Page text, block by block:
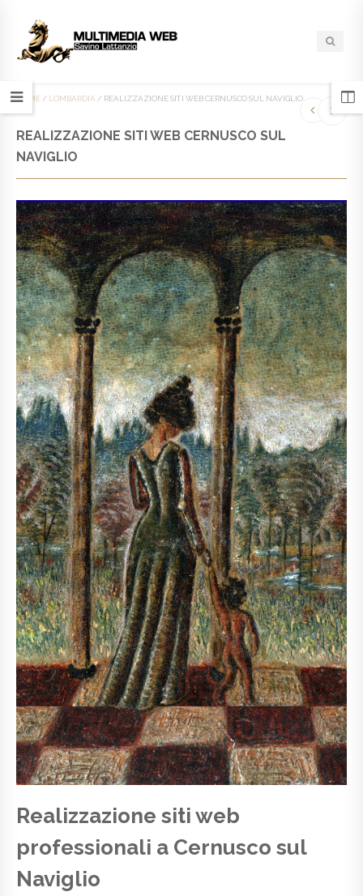
HOME / LOMBARDIA / REALIZZAZIONE SITI WEB CERNUSCO SUL NAVIGLIO
REALIZZAZIONE SITI WEB CERNUSCO SUL
NAVIGLIO
Realizzazione siti web
professionali a Cernusco sul
Naviglio